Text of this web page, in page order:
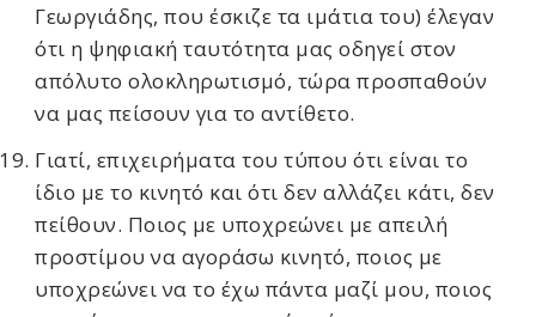
Γεωργιάδης, που έσκιζε τα ιμάτια του) έλεγαν
ότι η ψηφιακή ταυτότητα μας οδηγεί στον
απόλυτο ολοκληρωτισμό, τώρα προσπαθούν
να μας πείσουν για το αντίθετο.
Γιατί, επιχειρήματα του τύπου ότι είναι το
ίδιο με το κινητό και ότι δεν αλλάζει κάτι, δεν
πείθουν. Ποιος με υποχρεώνει με απειλή
προστίμου να αγοράσω κινητό, ποιος με
υποχρεώνει να το έχω πάντα μαζί μου, ποιος